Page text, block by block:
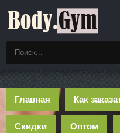
Главная Как
Скидки Оптом